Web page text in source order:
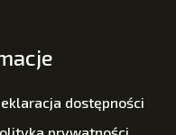
dostępności